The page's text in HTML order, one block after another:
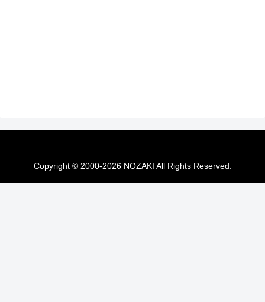
Copyright © 2000-2026 NOZAKI All Rights Reserved.